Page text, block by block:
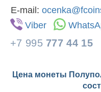
E-mail:
Viber
+7 995 777 44 15
Цена монеты